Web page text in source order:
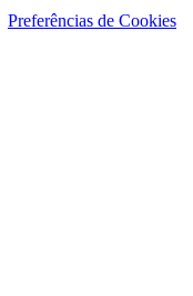
Preferências de Cookies